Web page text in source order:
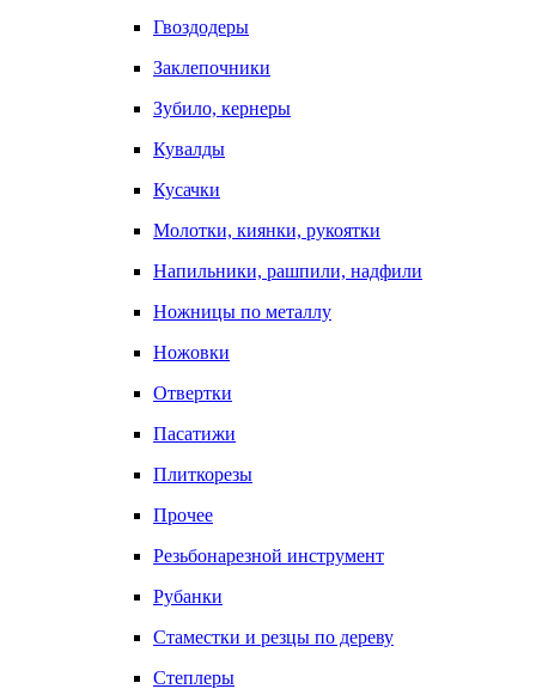
Гвоздодеры
Заклепочники
Зубило, кернеры
Кувалды
Кусачки
Молотки, киянки, рукоятки
Напильники, рашпили, надфили
Ножницы по металлу
Ножовки
Отвертки
Пасатижи
Плиткорезы
Прочее
Резьбонарезной инструмент
Рубанки
Стаместки и резцы по дереву
Степлеры